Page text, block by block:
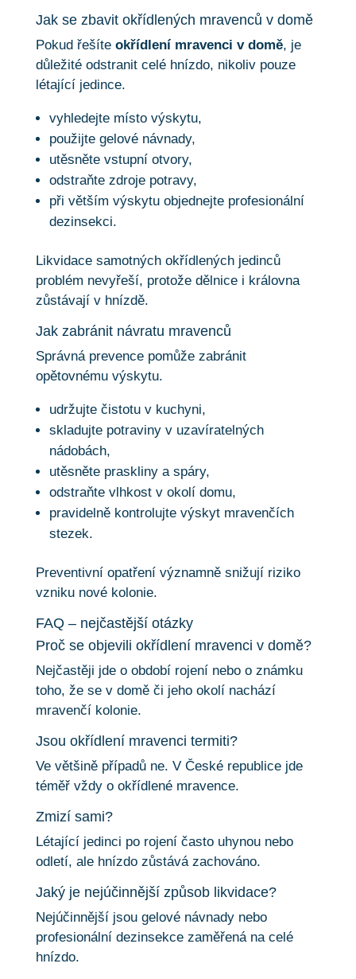
Jak se zbavit okřídlených mravenců v domě
Pokud řešíte okřídlení mravenci v domě, je
důležité odstranit celé hnízdo, nikoliv pouze
létající jedince.
vyhledejte místo výskytu,
použijte gelové návnady,
utěsněte vstupní otvory,
odstraňte zdroje potravy,
při větším výskytu objednejte profesionální
dezinsekci.
Likvidace samotných okřídlených jedinců
problém nevyřeší, protože dělnice i královna
zůstávají v hnízdě.
Jak zabránit návratu mravenců
Správná prevence pomůže zabránit
opětovnému výskytu.
udržujte čistotu v kuchyni,
skladujte potraviny v uzavíratelných
nádobách,
utěsněte praskliny a spáry,
odstraňte vlhkost v okolí domu,
pravidelně kontrolujte výskyt mravenčích
stezek.
Preventivní opatření významně snižují riziko
vzniku nové kolonie.
FAQ – nejčastější otázky
Proč se objevili okřídlení mravenci v domě?
Nejčastěji jde o období rojení nebo o známku
toho, že se v domě či jeho okolí nachází
mravenčí kolonie.
Jsou okřídlení mravenci termiti?
Ve většině případů ne. V České republice jde
téměř vždy o okřídlené mravence.
Zmizí sami?
Létající jedinci po rojení často uhynou nebo
odletí, ale hnízdo zůstává zachováno.
Jaký je nejúčinnější způsob likvidace?
Nejúčinnější jsou gelové návnady nebo
profesionální dezinsekce zaměřená na celé
hnízdo.